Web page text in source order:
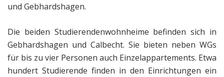
und Gebhardshagen.
Die beiden Studierendenwohnheime befinden sich in
Gebhardshagen und Calbecht. Sie bieten neben WGs
für bis zu vier Personen auch Einzelappartements. Etwa
hundert Studierende finden in den Einrichtungen ein